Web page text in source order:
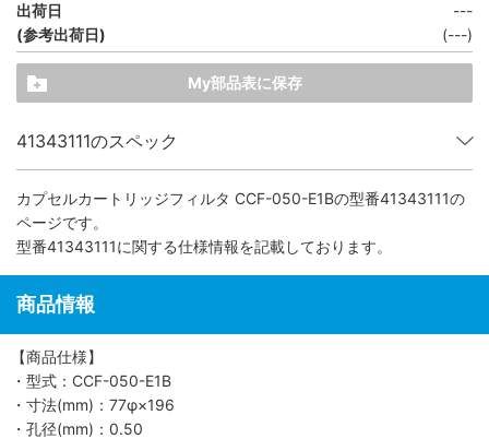
出荷日
(参考出荷日)
---
(---)
My部品表に保存
41343111のスペック
カプセルカートリッジフィルタ CCF-050-E1Bの型番41343111の
ページです。
型番41343111に関する仕様情報を記載しております。
商品情報
【商品仕様】
・型式：CCF-050-E1B
・寸法(mm)：77φ×196
・孔径(mm)：0.50